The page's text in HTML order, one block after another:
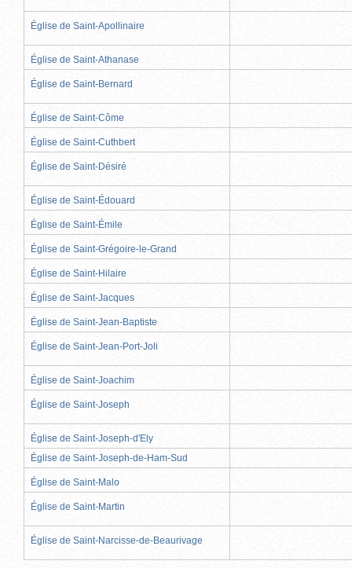
Église de Saint-Apollinaire
Église de Saint-Athanase
Église de Saint-Bernard
Église de Saint-Côme
Église de Saint-Cuthbert
Église de Saint-Désiré
Église de Saint-Édouard
Église de Saint-Émile
Église de Saint-Grégoire-le-Grand
Église de Saint-Hilaire
Église de Saint-Jacques
Église de Saint-Jean-Baptiste
Église de Saint-Jean-Port-Joli
Église de Saint-Joachim
Église de Saint-Joseph
Église de Saint-Joseph-d'Ely
Église de Saint-Joseph-de-Ham-Sud
Église de Saint-Malo
Église de Saint-Martin
Église de Saint-Narcisse-de-Beaurivage